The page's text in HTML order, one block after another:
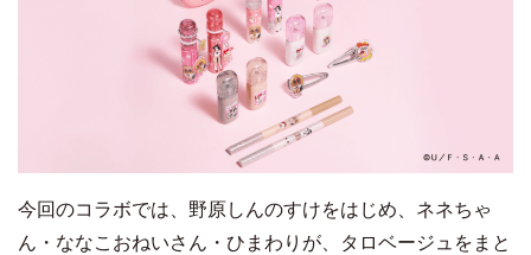
今回のコラボでは、野原しんのすけをはじめ、ネネちゃ
ん・ななこおねいさん・ひまわりが、タロベージュをまと